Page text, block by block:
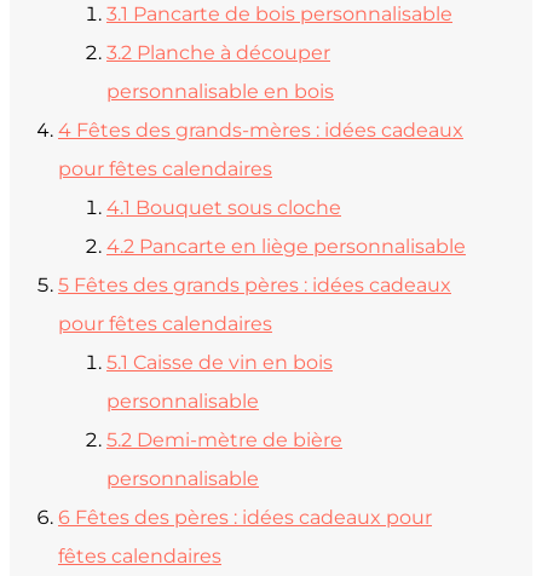
3.1 Pancarte de bois personnalisable
3.2 Planche à découper
personnalisable en bois
4 Fêtes des grands-mères : idées cadeaux
pour fêtes calendaires
4.1 Bouquet sous cloche
4.2 Pancarte en liège personnalisable
5 Fêtes des grands pères : idées cadeaux
pour fêtes calendaires
5.1 Caisse de vin en bois
personnalisable
5.2 Demi-mètre de bière
personnalisable
6 Fêtes des pères : idées cadeaux pour
fêtes calendaires